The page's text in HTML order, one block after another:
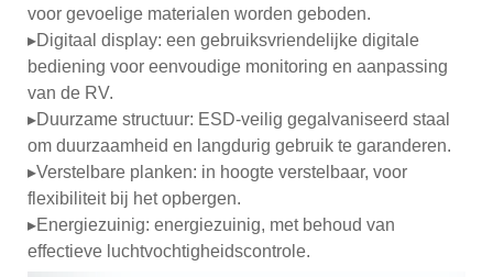
voor gevoelige materialen worden geboden.
▸Digitaal display: een gebruiksvriendelijke digitale
bediening voor eenvoudige monitoring en aanpassing
van de RV.
▸Duurzame structuur: ESD-veilig gegalvaniseerd staal
om duurzaamheid en langdurig gebruik te garanderen.
▸Verstelbare planken: in hoogte verstelbaar, voor
flexibiliteit bij het opbergen.
▸Energiezuinig: energiezuinig, met behoud van
effectieve luchtvochtigheidscontrole.